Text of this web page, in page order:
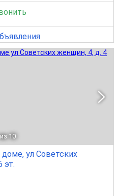
из 10
ул Советских
эт.